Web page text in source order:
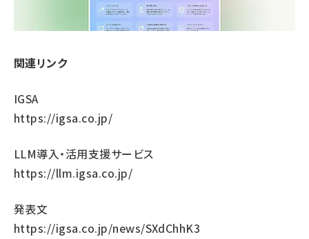
関連リンク
IGSA
https://igsa.co.jp/
LLM導入・活用支援サービス
https://llm.igsa.co.jp/
発表文
https://igsa.co.jp/news/SXdChhK3